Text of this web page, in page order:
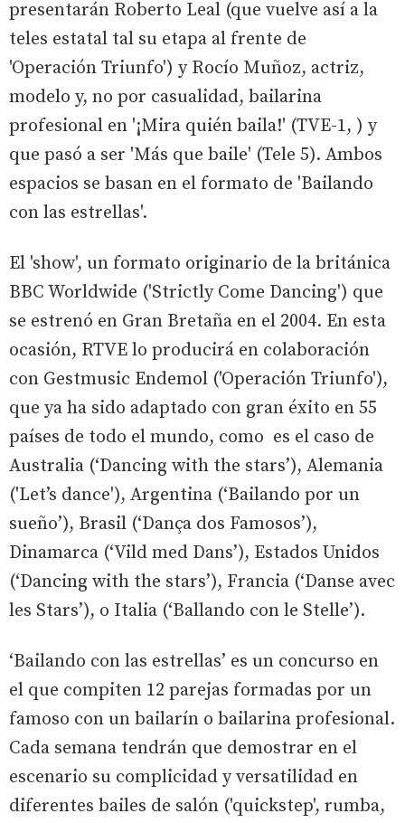
presentarán Roberto Leal (que vuelve así a la
teles estatal tal su etapa al frente de
'Operación Triunfo') y Rocío Muñoz, actriz,
modelo y, no por casualidad, bailarina
profesional en '¡Mira quién baila!' (TVE-1, ) y
que pasó a ser 'Más que baile' (Tele 5). Ambos
espacios se basan en el formato de 'Bailando
con las estrellas'.
El 'show', un formato originario de la británica
BBC Worldwide ('Strictly Come Dancing') que
se estrenó en Gran Bretaña en el 2004. En esta
ocasión, RTVE lo producirá en colaboración
con Gestmusic Endemol ('Operación Triunfo'),
que ya ha sido adaptado con gran éxito en 55
países de todo el mundo, como es el caso de
Australia (‘Dancing with the stars’), Alemania
('Let’s dance'), Argentina (‘Bailando por un
sueño’), Brasil (‘Dança dos Famosos’),
Dinamarca (‘Vild med Dans’), Estados Unidos
(‘Dancing with the stars’), Francia (‘Danse avec
les Stars’), o Italia (‘Ballando con le Stelle’).
‘Bailando con las estrellas’ es un concurso en
el que compiten 12 parejas formadas por un
famoso con un bailarín o bailarina profesional.
Cada semana tendrán que demostrar en el
escenario su complicidad y versatilidad en
diferentes bailes de salón ('quickstep', rumba,